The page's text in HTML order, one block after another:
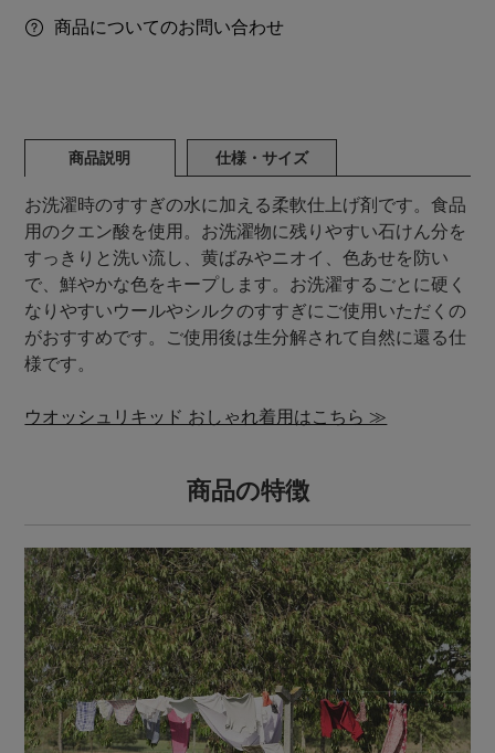
商品についてのお問い合わせ
商品説明 仕様・サイズ
お洗濯時のすすぎの水に加える柔軟仕上げ剤です。食品
用のクエン酸を使用。お洗濯物に残りやすい石けん分を
すっきりと洗い流し、黄ばみやニオイ、色あせを防い
で、鮮やかな色をキープします。お洗濯するごとに硬く
なりやすいウールやシルクのすすぎにご使用いただくの
がおすすめです。ご使用後は生分解されて自然に還る仕
様です。
ウオッシュリキッド おしゃれ着用はこちら ≫
商品の特徴